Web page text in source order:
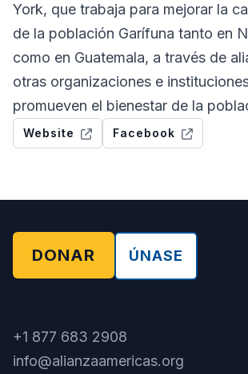
York, que trabaja para mejorar la
de la población Garífuna tanto en
como en Guatemala, a través de
otras organizaciones e
promueven el bienestar de la
Website Facebook
DONAR ÚNASE
+1 877 683 2908
info@alianzaamericas.org